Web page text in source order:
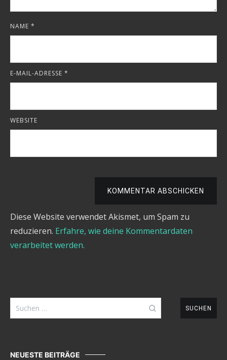
NAME *
E-MAIL-ADRESSE *
WEBSITE
KOMMENTAR ABSCHICKEN
Diese Website verwendet Akismet, um Spam zu
reduzieren. Erfahre, wie deine Kommentardaten
verarbeitet werden.
Suchen
nach:
NEUESTE BEITRÄGE